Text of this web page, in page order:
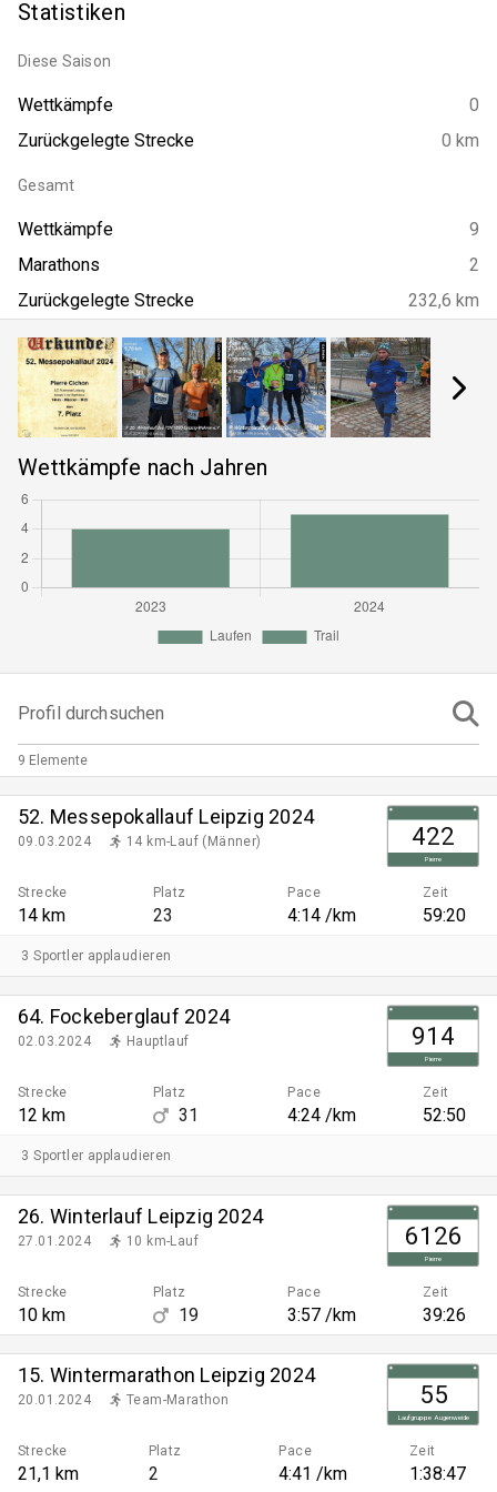
Statistiken
Diese Saison
Wettkämpfe
0
Zurückgelegte Strecke
0 km
Gesamt
Wettkämpfe
9
Marathons
2
Zurückgelegte Strecke
232,6 km
Wettkämpfe nach Jahren
Profil durchsuchen
9 Elemente
52. Messepokallauf Leipzig 2024
09.03.2024 14 km-Lauf (Männer)
Pierre
422
Strecke
14 km
Platz
23
Pace
4:14 /km
Zeit
59:20
3 Sportler applaudieren
64. Fockeberglauf 2024
02.03.2024 Hauptlauf
Pierre
914
Strecke
12 km
Platz
31
Pace
4:24 /km
Zeit
52:50
3 Sportler applaudieren
26. Winterlauf Leipzig 2024
27.01.2024 10 km-Lauf
Pierre
6126
Strecke
10 km
Platz
19
Pace
3:57 /km
Zeit
39:26
15. Wintermarathon Leipzig 2024
20.01.2024 Team-Marathon
Laufgruppe Augenweide
55
Strecke
21,1 km
Platz
2
Pace
4:41 /km
Zeit
1:38:47